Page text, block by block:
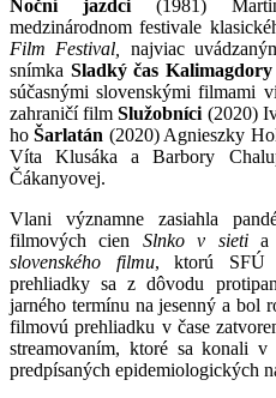
Noční jazdci (1981)
medzinárodnom festivale
Film Festival,
najviac
snímka Sladký čas Kalimagdory
súčasnými slovenskými filmami
zahraničí filmSlužobníci (2020)
hoŠarlatán (2020) Agnieszky
Víta Klusáka a Barbory
Čákanyovej.
Vlani významne zasiahla
filmových cien Slnko v sietia
slovenského filmu, ktorú SFÚ
prehliadky sa z dôvodu
jarného termínu na jesenný a bol
filmovú prehliadku v čase
streamovaním, ktoré sa konali
predpísaných epidemiologických